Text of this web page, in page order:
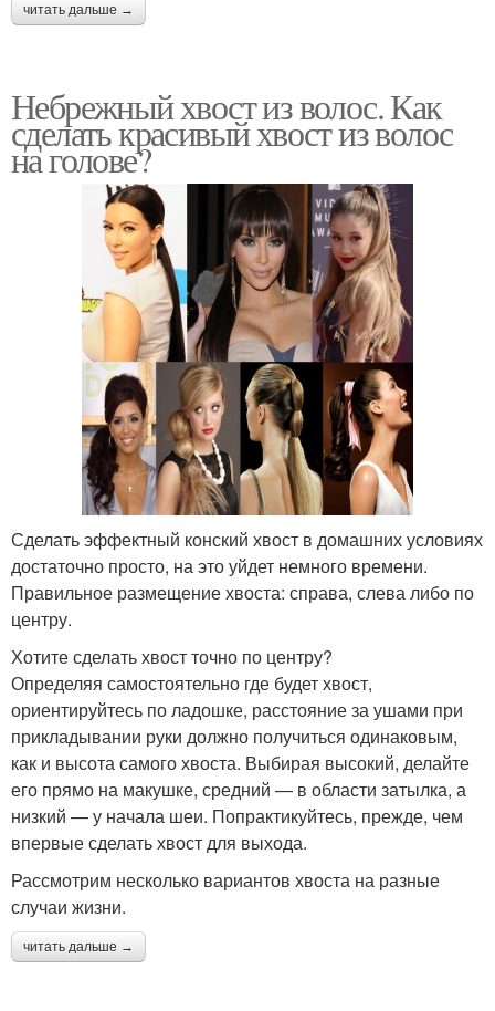
читать дальше →
Небрежный хвост из волос. Как
сделать красивый хвост из волос
на голове?
Сделать эффектный конский хвост в домашних условиях
достаточно просто, на это уйдет немного времени.
Правильное размещение хвоста: справа, слева либо по
центру.
Хотите сделать хвост точно по центру?
Определяя самостоятельно где будет хвост,
ориентируйтесь по ладошке, расстояние за ушами при
прикладывании руки должно получиться одинаковым,
как и высота самого хвоста. Выбирая высокий, делайте
его прямо на макушке, средний — в области затылка, а
низкий — у начала шеи. Попрактикуйтесь, прежде, чем
впервые сделать хвост для выхода.
Рассмотрим несколько вариантов хвоста на разные
случаи жизни.
читать дальше →